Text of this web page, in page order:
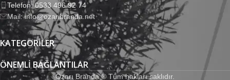
Telefon: 0533 496 92 74
Mail: info@ozaribranda.net
KATEGORILER
ÖNEMLI BAĞLANTILAR
Özarı Branda ® Tüm hakları saklıdır.